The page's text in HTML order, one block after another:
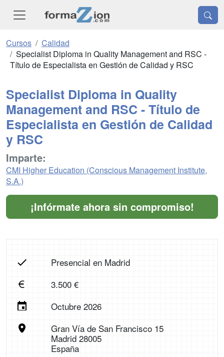
Cursos
Calidad
Specialist Diploma in Quality Management and RSC -
Título de Especialista en Gestión de Calidad y RSC
Specialist Diploma in Quality
Management and RSC - Título de
Especialista en Gestión de Calidad
y RSC
Imparte:
CMI Higher Education (Conscious Management Institute,
S.A.)
¡Infórmate ahora sin compromiso!
Presencial en Madrid
3.500 €
Octubre 2026
Gran Vía de San Francisco 15
Madrid 28005
España